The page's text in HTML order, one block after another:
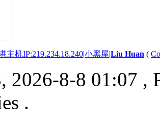
主机IP:219.234.18.240|小黑屋|Liu Huan (
2026-8-8 01:07 ,
.